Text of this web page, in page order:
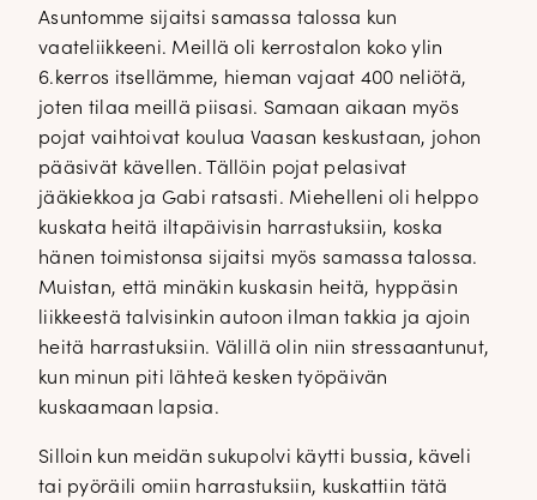
Asuntomme sijaitsi samassa talossa kun
vaateliikkeeni. Meillä oli kerrostalon koko ylin
6.kerros itsellämme, hieman vajaat 400 neliötä,
joten tilaa meillä piisasi. Samaan aikaan myös
pojat vaihtoivat koulua Vaasan keskustaan, johon
pääsivät kävellen. Tällöin pojat pelasivat
jääkiekkoa ja Gabi ratsasti. Miehelleni oli helppo
kuskata heitä iltapäivisin harrastuksiin, koska
hänen toimistonsa sijaitsi myös samassa talossa.
Muistan, että minäkin kuskasin heitä, hyppäsin
liikkeestä talvisinkin autoon ilman takkia ja ajoin
heitä harrastuksiin. Välillä olin niin stressaantunut,
kun minun piti lähteä kesken työpäivän
kuskaamaan lapsia.
Silloin kun meidän sukupolvi käytti bussia, käveli
tai pyöräili omiin harrastuksiin, kuskattiin tätä